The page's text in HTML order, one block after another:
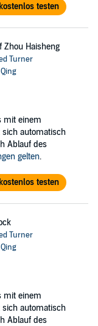
testen
Zhou Haisheng
Turner
mit einem
sich automatisch
Ablauf des
gelten.
testen
Turner
mit einem
sich automatisch
Ablauf des